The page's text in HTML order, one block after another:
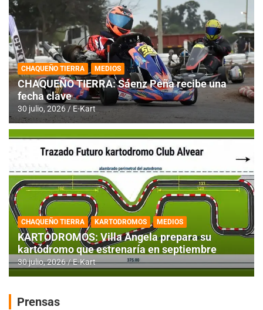
CHAQUEÑO TIERRA MEDIOS
CHAQUEÑO TIERRA: Sáenz Peña recibe una
fecha clave
30 julio, 2026 E-Kart
CHAQUEÑO TIERRA KARTODROMOS MEDIOS
KARTODROMOS: Villa Angela prepara su
kartódromo que estrenaría en septiembre
30 julio, 2026 E-Kart
Prensas